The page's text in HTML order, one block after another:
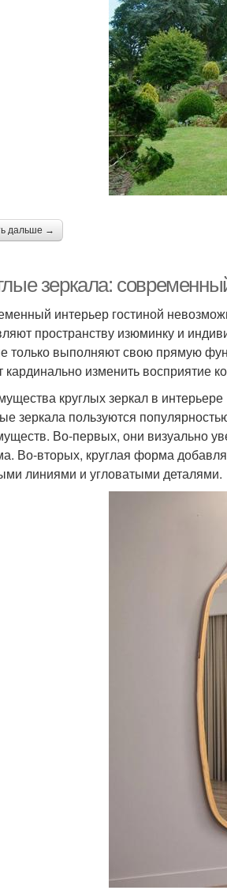
дальше →
зеркала:
интерьер гостиной
пространству изюминку и
только выполняют свою прямую
кардинально изменить восприятие
круглых зеркал в интерьере
зеркала пользуются
Во-первых, они визуально
Во-вторых, круглая форма
линиями и угловатыми деталями.